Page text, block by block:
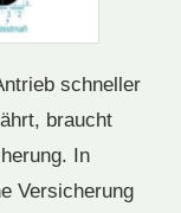
schneller
braucht
In
Versicherung